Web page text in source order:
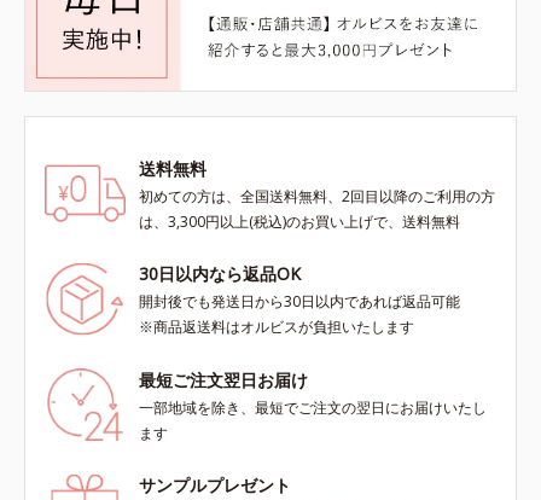
送料無料
初めての方は、全国送料無料、2回目以降のご利用の方
は、3,300円以上(税込)のお買い上げで、送料無料
30日以内なら返品OK
開封後でも発送日から30日以内であれば返品可能
※商品返送料はオルビスが負担いたします
最短ご注文翌日お届け
一部地域を除き、最短でご注文の翌日にお届けいたし
ます
サンプルプレゼント